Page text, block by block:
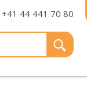
+41 44 441 70 80